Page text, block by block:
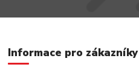
Informace pro zákazníky